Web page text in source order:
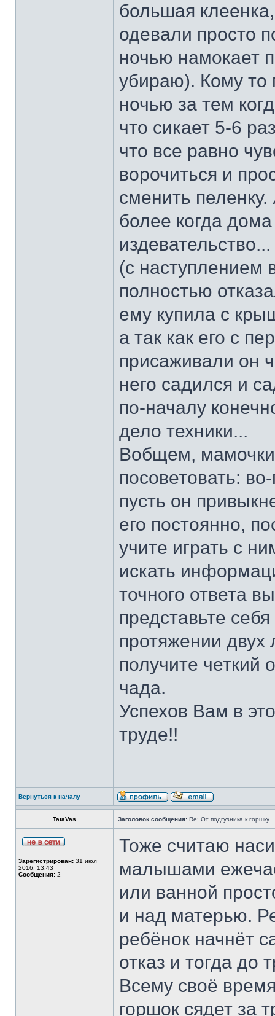
большая
одевали просто
ночью намокает
убираю). Кому то
ночью за тем
что сикает 5-6
что все равно
ворочиться и
сменить
более когда
(с
полностью
ему купила с
а так как его с
присаживали он
него садился и
по-началу
дело техники...
Вобщем,
посоветовать:
пусть он
его постоянно,
учите играть с
искать
точного ответа
представьте
протяжении двух
получите четкий
чада.
Успехов Вам в
труде!!
Вернуться к началу
TataVas Заголовок сообщения: Re: От подгузника к горшку
Зарегистрирован: 31 июл
2016, 13:43
Сообщения: 2
Тоже считаю
малышами
или ванной
и над матерью.
ребёнок начнёт
отказ и тогда до
Всему своё
горшок сядет за